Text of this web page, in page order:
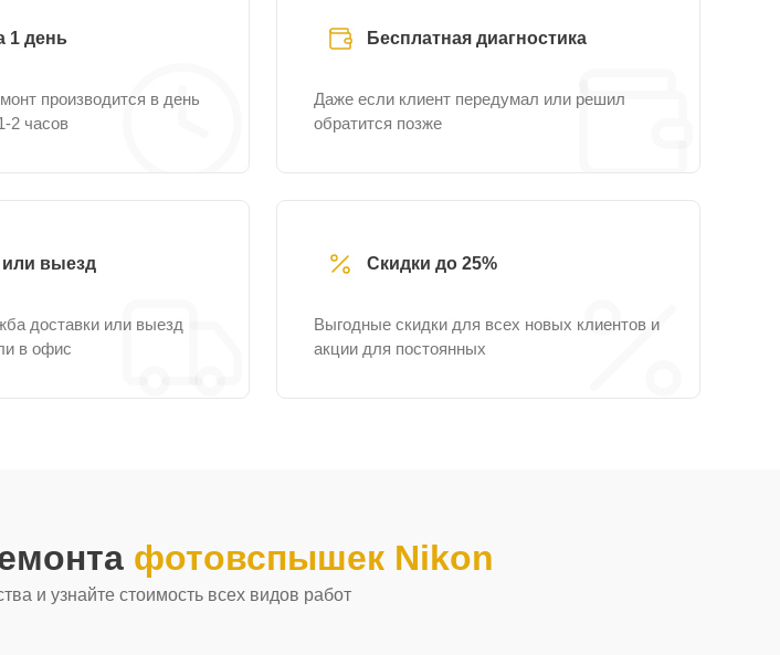
1 день
производится в день
2 часов
Бесплатная диагностика
Даже если клиент передумал или решил
обратится позже
или выезд
доставки или выезд
в офис
Скидки до 25%
Выгодные скидки для всех новых клиентов и
акции для постоянных
фотовспышек Nikon
и узнайте стоимость всех видов работ